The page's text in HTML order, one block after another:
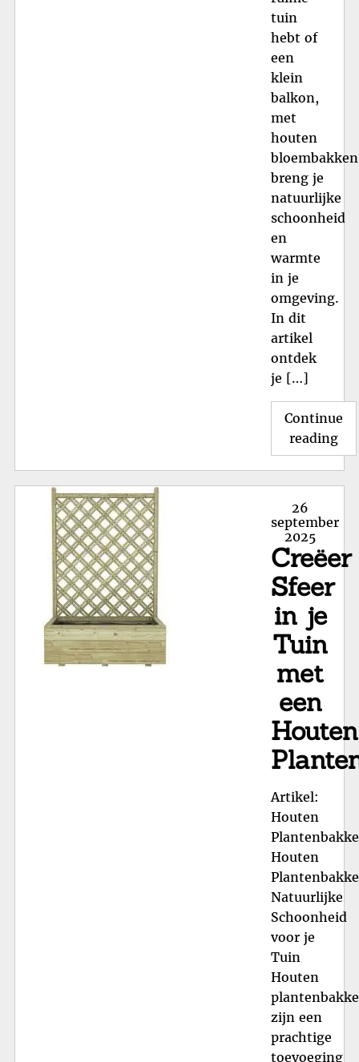
tuin
hebt of
een
klein
balkon,
met
houten
bloembakken
breng je
natuurlijke
schoonheid
en
warmte
in je
omgeving.
In dit
artikel
ontdek
je […]
Continue
reading
Posted
on
26
september
2025
Creëer
Sfeer
in je
Tuin
met
een
Houten
Artikel:
Houten
Houten
Natuurlijke
Schoonheid
voor je
Tuin
Houten
zijn een
prachtige
toevoeging